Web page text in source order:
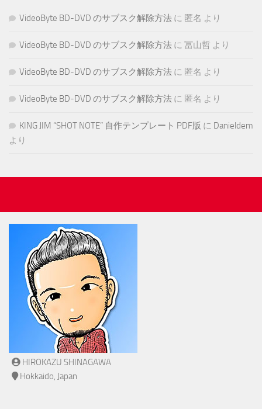
VideoByte BD-DVD のサブスク解除方法 に 匿名 より
VideoByte BD-DVD のサブスク解除方法 に 冨山哲 より
VideoByte BD-DVD のサブスク解除方法 に 匿名 より
VideoByte BD-DVD のサブスク解除方法 に 匿名 より
KING JIM “SHOT NOTE” 自作テンプレート PDF版 に Danieldem
より
HIROKAZU SHINAGAWA
Hokkaido, Japan